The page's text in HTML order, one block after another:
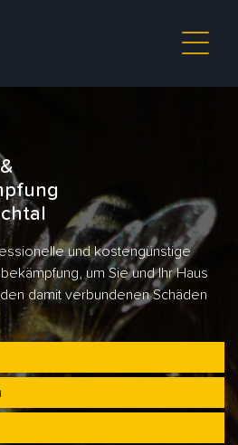
und kostengünstige
um Sie und Ihr Haus
damit verbundenen Schäden